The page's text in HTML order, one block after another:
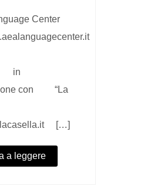
Center
con “La
[…]
a leggere